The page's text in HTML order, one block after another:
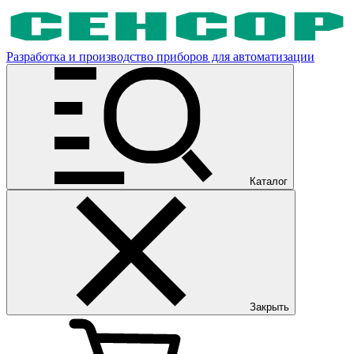
Разработка и производство приборов для автоматизации
Каталог
Закрыть